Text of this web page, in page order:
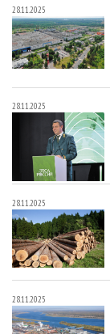
28.11.2025
28.11.2025
28.11.2025
28.11.2025